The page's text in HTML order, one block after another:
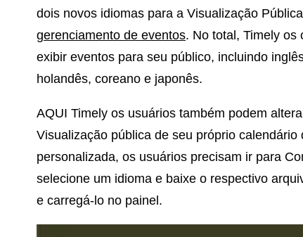
dois novos idiomas para a Visualização
gerenciamento de eventos. No total, Timely os
exibir eventos para seu público, incluindo
holandês, coreano e japonês.
AQUI Timely os usuários também podem
Visualização pública de seu próprio
personalizada, os usuários precisam ir para
selecione um idioma e baixe o respectivo
e carregá-lo no painel.